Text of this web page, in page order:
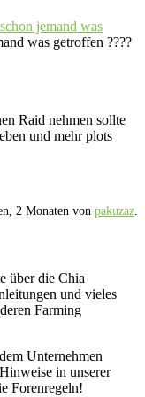
jemand was
was getroffen ????
Raid nehmen sollte
und mehr plots
2 Monaten von pakuzaz
über die Chia
und vieles
Farming
Unternehmen
in unserer
Forenregeln!